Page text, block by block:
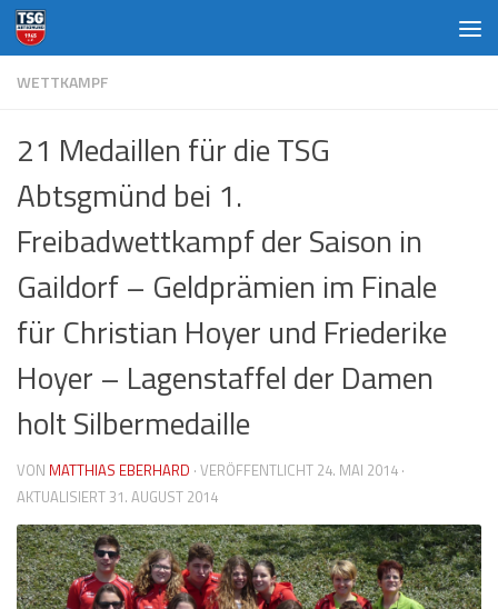
Zum Inhalt springen
WETTKAMPF
21 Medaillen für die TSG
Abtsgmünd bei 1.
Freibadwettkampf der Saison in
Gaildorf – Geldprämien im Finale
für Christian Hoyer und Friederike
Hoyer – Lagenstaffel der Damen
holt Silbermedaille
VON MATTHIAS EBERHARD · VERÖFFENTLICHT 24. MAI 2014 ·
AKTUALISIERT 31. AUGUST 2014